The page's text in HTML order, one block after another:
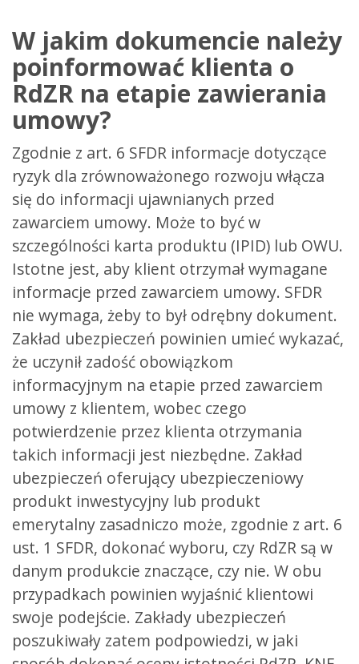
W jakim dokumencie należy
poinformować klienta o
RdZR na etapie zawierania
umowy?
Zgodnie z art. 6 SFDR informacje dotyczące
ryzyk dla zrównoważonego rozwoju włącza
się do informacji ujawnianych przed
zawarciem umowy. Może to być w
szczególności karta produktu (IPID) lub OWU.
Istotne jest, aby klient otrzymał wymagane
informacje przed zawarciem umowy. SFDR
nie wymaga, żeby to był odrębny dokument.
Zakład ubezpieczeń powinien umieć wykazać,
że uczynił zadość obowiązkom
informacyjnym na etapie przed zawarciem
umowy z klientem, wobec czego
potwierdzenie przez klienta otrzymania
takich informacji jest niezbędne. Zakład
ubezpieczeń oferujący ubezpieczeniowy
produkt inwestycyjny lub produkt
emerytalny zasadniczo może, zgodnie z art. 6
ust. 1 SFDR, dokonać wyboru, czy RdZR są w
danym produkcie znaczące, czy nie. W obu
przypadkach powinien wyjaśnić klientowi
swoje podejście. Zakłady ubezpieczeń
poszukiwały zatem podpowiedzi, w jaki